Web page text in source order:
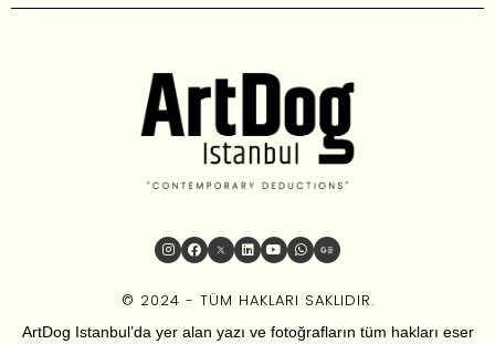
© 2024 - TÜM HAKLARI SAKLIDIR.
ArtDog Istanbul’da yer alan yazı ve fotoğrafların tüm hakları eser